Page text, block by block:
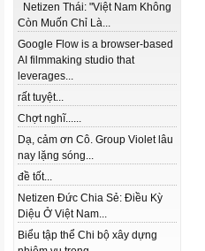
Netizen Thái: "Việt Nam Không
Còn Muốn Chỉ Là...
Google Flow is a browser-based
AI filmmaking studio that
leverages...
rất tuyệt...
Chợt nghĩ......
Dạ, cảm ơn Cô. Group Violet lâu
nay lặng sóng...
đề tốt...
Netizen Đức Chia Sẻ: Điều Kỳ
Diệu Ở Việt Nam...
Biểu tập thể Chi bộ xây dựng